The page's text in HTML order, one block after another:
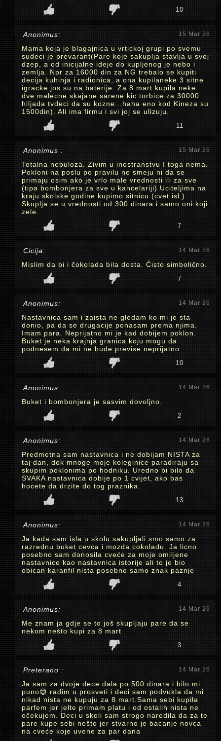
10
Anonimus: 15 Mar 26
Mama koja je blagajnica u vrtickoj grupi po svemu
sudeci je prevarant(Pare koje sakuplja stavlja u svoj
dzep, a od inicijalne ideje do kupljenog je nebo i
zemlja. Npr za 16000 din za NG trebalo se kupiti
decija kuhinja i radionica, a ona kupilaneke 3 sitne
igracke jos su na baterije. Za 8 mart kupila neke
dve malecne skajane sarene kic torbice za 30000
hiljada tvdeci da su kozne...haha eno kod Kineza su
1500din). Ali ima firmu i svi joj se ulizuju.
11
Anonimus : 15 Mar 26
Totalna nebuloza. Zivim u inostranstvu I toga nema.
Pokloni na poslu po pravilu ne smeju ni da se
primaju osim ako je vrlo male vrednosti ili za sve
(tipa bombonjera za sve u kancelariji) Uciteljima na
kraju skolske godine kupimo sitnicu (cvet isl.)
Skuplja se u vrednosti od 300 dinara i samo oni koji
zele.
7
Cicija: 14 Mar 26
Mislim da bi i čokolada bila dosta. Čisto simbolično.
7
Anonimus: 14 Mar 26
Nastavnica sam i zaista ne gledam ko mi je sta
donio, pa da se drugacije ponasam prema njima.
Imam para. Neprijatno mi je kad dobijem poklon.
Buket je neka krajnja granica koju mogu da
podnesem da mi ne bude previse neprijatno.
10
Anonimus: 14 Mar 26
Buket i bombonjera je sasvim dovoljno.
2
Anonimus: 14 Mar 26
Predmetna sam nastavnica i ne dobijam NISTA za
taj dan, dok mnoge moje koleginice paradiraju sa
skupim poklonima po hodniku. Uredno bi bilo da
SVAKA nastavnica dobije po 1 cvijet, ako bas
hocete da drzite do tog praznika.
13
Anonimus: 14 Mar 26
Ja kada sam isla u skolu sakupljali smo samo za
razrednu buket cevca i mozda cokoladu. Ja licno
posebno sam donosila cveće za moje omiljene
nastavnice kao nastavnica istorije ali to je bio
obican karanfil nista posebno samo znak paznje
4
Anonimus: 14 Mar 26
Me znam ja gdje se to još skupljaju pare da se
nekom nešto kupi za 8 mart
3
Preterano : 14 Mar 26
Ja sam za dvoje dece dala po 500 dinara i bilo mi
puno😅 radim u prosveti i deci sam podvukla da mi
nikad nista ne kupuju za 8.mart.Sama sebi kupila
parfem jer jelte primam platu i od ostalih nista ne
očekujem. Deci u skoli sam strogo naredila da za te
pare kupe sebi nešto jer stvarno je bacanje novca
na cveće koje uvene za par dana